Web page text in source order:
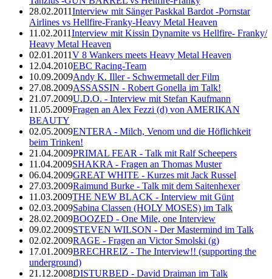
28.02.2011Interview mit Sänger Paskkal Bardot -Pornstar
Airlines vs Hellfire-Franky-Heavy Metal Heaven
11.02.2011Interview mit Kissin Dynamite vs Hellfire- Franky/
Heavy Metal Heaven
02.01.2011V 8 Wankers meets Heavy Metal Heaven
12.04.2010EBC Racing-Team
10.09.2009Andy K. Iller - Schwermetall der Film
27.08.2009ASSASSIN - Robert Gonella im Talk!
21.07.2009U.D.O. - Interview mit Stefan Kaufmann
11.05.2009Fragen an Alex Fezzi (d) von AMERIKAN
BEAUTY
02.05.2009ENTERA - Milch, Venom und die Höflichkeit
beim Trinken!
21.04.2009PRIMAL FEAR - Talk mit Ralf Scheepers
11.04.2009SHAKRA - Fragen an Thomas Muster
06.04.2009GREAT WHITE - Kurzes mit Jack Russel
27.03.2009Raimund Burke - Talk mit dem Saitenhexer
11.03.2009THE NEW BLACK - Interview mit Günt
02.03.2009Sabina Classen (HOLY MOSES) im Talk
28.02.2009BOOZED - One Mile, one Interview
09.02.2009STEVEN WILSON - Der Mastermind im Talk
02.02.2009RAGE - Fragen an Victor Smolski (g)
17.01.2009BRECHREIZ - The Interview!! (supporting the
underground)
21.12.2008DISTURBED - David Draiman im Talk